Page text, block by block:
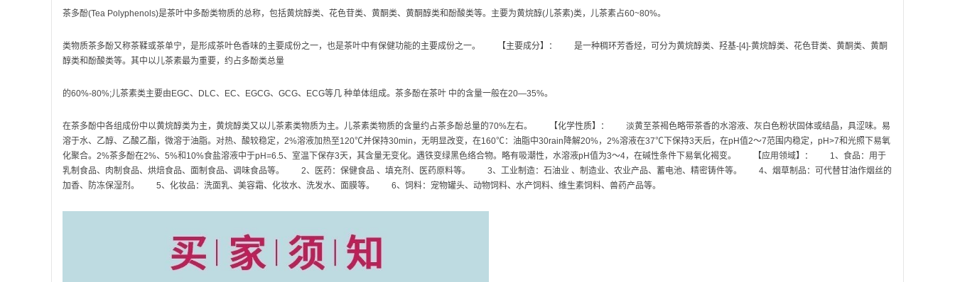
茶多酚(Tea Polyphenols)是茶叶中多酚类物质的总称，包括黄烷醇类、花色苷类、黄酮类、黄酮醇类和酚酸类等。主要为黄烷醇(儿茶素)类，儿茶素占60~80%。
类物质茶多酚又称茶鞣或茶单宁，是形成茶叶色香味的主要成份之一，也是茶叶中有保健功能的主要成份之一。 【主要成分】： 是一种稠环芳香烃，可分为黄烷醇类、羟基-[4]-黄烷醇类、花色苷类、黄酮类、黄酮
醇类和酚酸类等。其中以儿茶素最为重要，约占多酚类总量
的60%-80%;儿茶素类主要由EGC、DLC、EC、EGCG、GCG、ECG等几 种单体组成。茶多酚在茶叶 中的含量一般在20—35%。
在茶多酚中各组成份中以黄烷醇类为主，黄烷醇类又以儿茶素类物质为主。儿茶素类物质的含量约占茶多酚总量的70%左右。 【化学性质】： 淡黄至茶褐色略带茶香的水溶液、灰白色粉状固体或结晶，具涩味。易
溶于水、乙醇、乙酸乙酯，微溶于油脂。对热、酸较稳定，2%溶液加热至120℃并保持30min，无明显改变，在160℃：油脂中30rain降解20%，2%溶液在37℃下保持3天后，在pH值2～7范围内稳定，pH>7和光照下易氧
化聚合。2%茶多酚在2%、5%和10%食盐溶液中于pH=6.5、室温下保存3天，其含量无变化。遇铁变绿黑色络合物。略有吸潮性，水溶液pH值为3～4，在碱性条件下易氧化褐变。 【应用领域】： 1、食品：用于
乳制食品、肉制食品、烘焙食品、面制食品、调味食品等。 2、医药：保健食品 、填充剂、医药原料等。 3、工业制造：石油业 、制造业、农业产品、蓄电池、精密铸件等。 4、烟草制品：可代替甘油作烟丝的
加香、防冻保湿剂。 5、化妆品：洗面乳、美容霜、化妆水、洗发水、面膜等。 6、饲料：宠物罐头、动物饲料、水产饲料、维生素饲料、兽药产品等。